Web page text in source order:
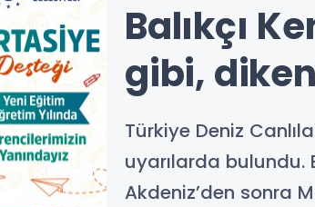
Balıkçı
gibi,
Türkiye Deniz
uyarılarda bulundu.
Akdeniz’den sonra